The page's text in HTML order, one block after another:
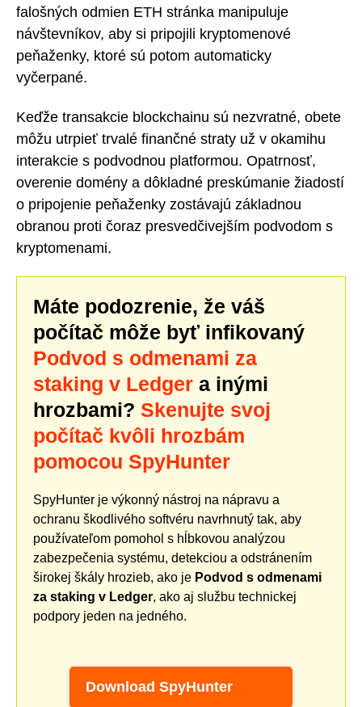
falošných odmien ETH stránka manipuluje
návštevníkov, aby si pripojili kryptomenové
peňaženky, ktoré sú potom automaticky
vyčerpané.
Keďže transakcie blockchainu sú nezvratné, obete
môžu utrpieť trvalé finančné straty už v okamihu
interakcie s podvodnou platformou. Opatrnosť,
overenie domény a dôkladné preskúmanie žiadostí
o pripojenie peňaženky zostávajú základnou
obranou proti čoraz presvedčivejším podvodom s
kryptomenami.
Máte podozrenie, že váš
počítač môže byť infikovaný
Podvod s odmenami za
staking v Ledger a inými
hrozbami? Skenujte svoj
počítač kvôli hrozbám
pomocou SpyHunter
SpyHunter je výkonný nástroj na nápravu a
ochranu škodlivého softvéru navrhnutý tak, aby
používateľom pomohol s hĺbkovou analýzou
zabezpečenia systému, detekciou a odstránením
širokej škály hrozieb, ako je Podvod s odmenami
za staking v Ledger, ako aj službu technickej
podpory jeden na jedného.
Download SpyHunter